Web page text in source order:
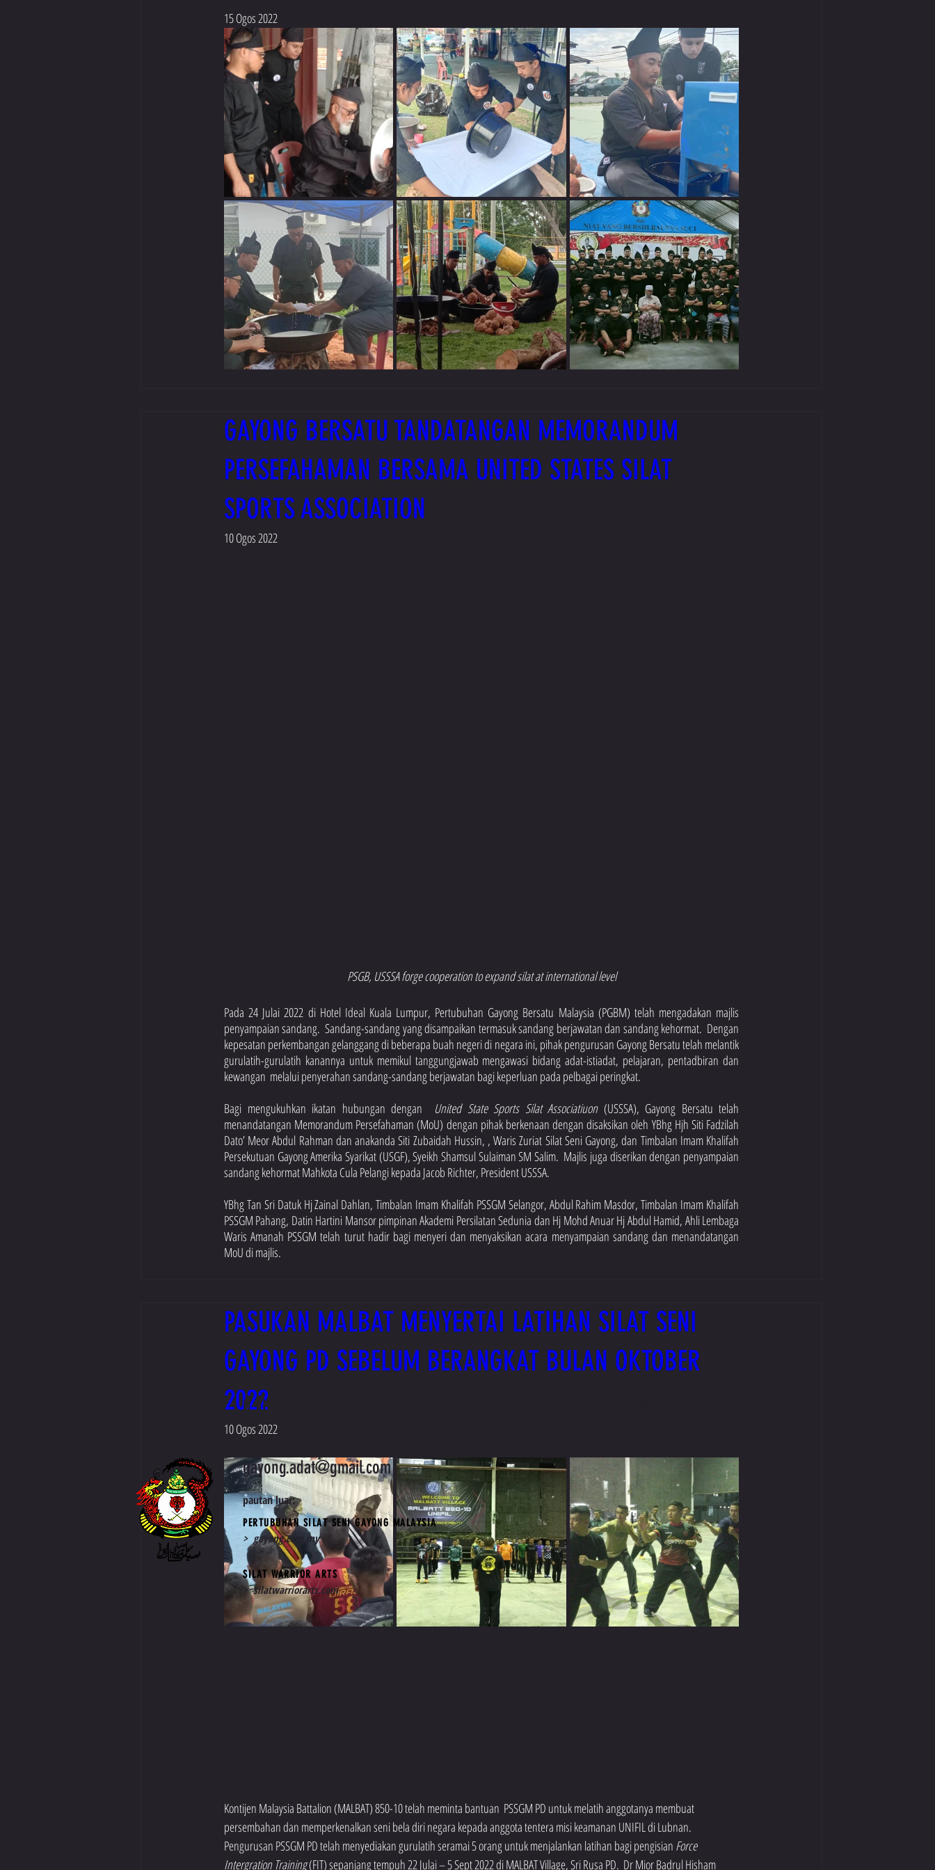
Dis 2023 Okt 2023 Ogos 2023 Julai 2023 April 2023 Mac 2023 Jan 2023
15 Ogos 2022
GAYONG BERSATU TANDATANGAN MEMORANDUM
PERSEFAHAMAN BERSAMA UNITED STATES SILAT
SPORTS ASSOCIATION
10 Ogos 2022
PSGB, USSSA forge cooperation to expand silat at international level
Pada 24 Julai 2022 di Hotel Ideal Kuala Lumpur, Pertubuhan Gayong Bersatu Malaysia (PGBM) telah mengadakan majlis
penyampaian sandang.  Sandang-sandang yang disampaikan termasuk sandang berjawatan dan sandang kehormat.  Dengan
kepesatan perkembangan gelanggang di beberapa buah negeri di negara ini, pihak pengurusan Gayong Bersatu telah melantik
gurulatih-gurulatih kanannya untuk memikul tanggungjawab mengawasi bidang adat-istiadat, pelajaran, pentadbiran dan
kewangan  melalui penyerahan sandang-sandang berjawatan bagi keperluan pada pelbagai peringkat.
Bagi mengukuhkan ikatan hubungan dengan United State Sports Silat Associatiuon (USSSA), Gayong Bersatu telah
menandatangan Memorandum Persefahaman (MoU) dengan pihak berkenaan dengan disaksikan oleh YBhg Hjh Siti Fadzilah
Dato’ Meor Abdul Rahman dan anakanda Siti Zubaidah Hussin, , Waris Zuriat Silat Seni Gayong, dan Timbalan Imam Khalifah
Persekutuan Gayong Amerika Syarikat (USGF), Syeikh Shamsul Sulaiman SM Salim.  Majlis juga diserikan dengan penyampaian
sandang kehormat Mahkota Cula Pelangi kepada Jacob Richter, President USSSA.
YBhg Tan Sri Datuk Hj Zainal Dahlan, Timbalan Imam Khalifah PSSGM Selangor, Abdul Rahim Masdor, Timbalan Imam Khalifah
PSSGM Pahang, Datin Hartini Mansor pimpinan Akademi Persilatan Sedunia dan Hj Mohd Anuar Hj Abdul Hamid, Ahli Lembaga
Waris Amanah PSSGM telah turut hadir bagi menyeri dan menyaksikan acara menyampaian sandang dan menandatangan
MoU di majlis.
PASUKAN MALBAT MENYERTAI LATIHAN SILAT SENI
GAYONG PD SEBELUM BERANGKAT BULAN OKTOBER
2022
10 Ogos 2022
Kontijen Malaysia Battalion (MALBAT) 850-10 telah meminta bantuan  PSSGM PD untuk melatih anggotanya membuat
persembahan dan memperkenalkan seni bela diri negara kepada anggota tentera misi keamanan UNIFIL di Lubnan.
Pengurusan PSSGM PD telah menyediakan gurulatih seramai 5 orang untuk menjalankan latihan bagi pengisian Force
Intergration Training (FIT) sepanjang tempuh 22 Julai – 5 Sept 2022 di MALBAT Village, Sri Rusa PD.  Dr Mior Badrul Hisham
HUBUNGI KAMI:
gayong.adat@gmail.com
pautan luar:
PERTUBUHAN SILAT SENI GAYONG MALAYSIA
>gayong.com.my
SILAT WARRIOR ARTS
>silatwarriorarts.com